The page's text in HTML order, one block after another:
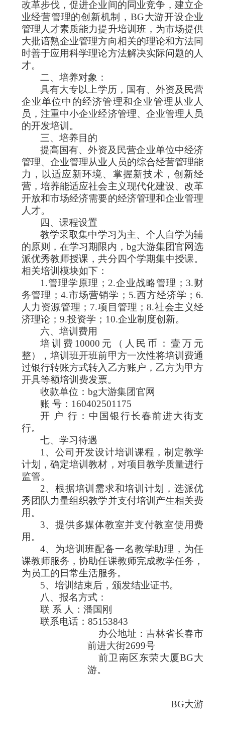
改革步伐，促进企业间的同业竞争，建立企
业经营管理的创新机制，BG大游开设企业
管理人才素质能力提升培训班，为市场提供
大批谙熟企业管理方向相关的理论和方法同
时善于应用科学理论方法解决实际问题的人
才。
二、培养对象：
具有大专以上学历，国有、外资及民营
企业单位中的经济管理和企业管理从业人
员，注重中小企业经济管理、企业管理人员
的开发培训。
三、培养目的
提高国有、外资及民营企业单位中经济
管理、企业管理从业人员的综合经营管理能
力，以适应新环境、掌握新技术，创新经
营，培养能适应社会主义现代化建设、改革
开放和市场经济需要的经济管理和企业管理
人才。
四、课程设置
教学采取集中学习为主、个人自学为辅
的原则，在学习期限内，bg大游集团官网选
派优秀教师授课，共分四个学期集中授课。
相关培训模块如下：
1.管理学原理； 2.企业战略管理； 3.财
务管理；4.市场营销学； 5.西方经济学；6.
人力资源管理； 7.项目管理；8.社会主义经
济理论； 9.投资学； 10.企业制度创新。
六、培训费用
培训费 10000 元（人民币：壹万元
整），培训班开班前甲方一次性将培训费通
过银行转账方式转入乙方账户，乙方为甲方
开具等额培训费发票。
收款单位：bg大游集团官网
账 号： 160402501175
开 户 行：中国银行长春前进大街支
行。
七、学习待遇
1 、公司开发设计培训课程，制定教学
计划，确定培训教材，对项目教学质量进行
监管。
2、根据培训需求和培训计划，选派优
秀团队力量组织教学并支付培训产生相关费
用。
3、提供多媒体教室并支付教室使用费
用。
4、为培训班配备一名教学助理，为任
课教师服务，协助任课教师完成教学任务，
为员工的日常生活服务。
5、培训结束后，颁发结业证书。
八、报名方式：
联 系 人：潘国刚
联系电话： 85153843
办公地址：吉林省长春市
前进大街2699号
前卫南区东荣大厦BG大
游。
BG大游